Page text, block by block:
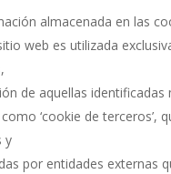
almacenada en las
web es utilizada
de aquellas identificadas
‘cookie de terceros’,
y
por entidades externas